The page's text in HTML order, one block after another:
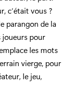
c’était vous ?
parangon de la
joueurs pour
les mots
vierge, pour
le jeu,